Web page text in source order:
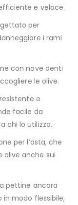
e veloce.
per
i rami
con nove denti
le olive.
e
facile da
chi lo utilizza.
per l’asta, che
olive anche sui
pettine ancora
in modo flessibile,